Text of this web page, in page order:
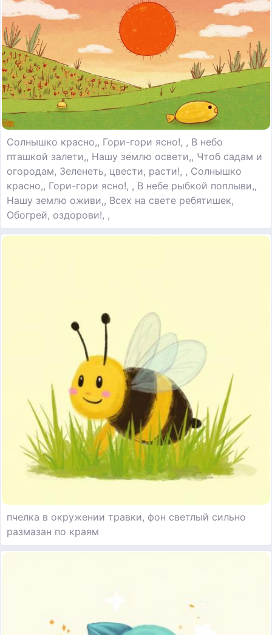
Солнышко красно,, Гори-гори ясно!, , В небо
пташкой залети,, Нашу землю освети,, Чтоб садам и
огородам, Зеленеть, цвести, расти!, , Солнышко
красно,, Гори-гори ясно!, , В небе рыбкой поплыви,,
Нашу землю оживи,, Всех на свете ребятишек,
Обогрей, оздорови!, ,
пчелка в окружении травки, фон светлый сильно
размазан по краям